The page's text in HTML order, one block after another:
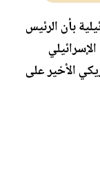
14 الإسرائيلية بأن الرئيس
الأخير على